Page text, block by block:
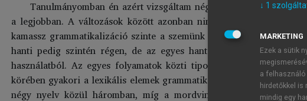
Tanulmányomban én azért vizsgáltam négy uráli nyelv
a legjobban. A változások között azonban nincs genetikai
kamassz grammatikalizáció szinte a szemünk láttára történt meg,
hanti pedig szintén régen, de az egyes hanti nyelvjárások
használatból. Az egyes folyamatok közti tipológiai összefüggés
körében gyakori a lexikális elemek grammatikai toldalékká válása.
négy nyelv közül háromban, míg a mordvinban – mely sok
↓ 1
MARKETING
Ezek a sütik
a felhasználó
hirdetőkkel
mindig egy